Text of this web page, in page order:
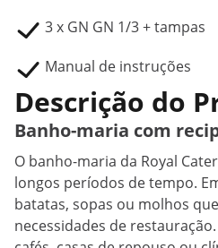
3 x GN GN 1/3 + tampas
Manual de instruções
Descrição do
Banho-maria com
O banho-maria da Royal
longos períodos de tempo.
batatas, sopas ou molhos
necessidades de